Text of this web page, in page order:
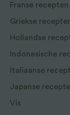
Franse recepten
Griekse
Hollandse
Indonesische
Italiaanse
Japanse
Vis